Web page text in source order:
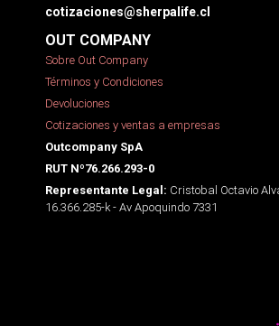
cotizaciones@sherpalife.cl
OUT COMPANY
Sobre Out Company
Términos y Condiciones
Devoluciones
Cotizaciones y ventas a empresas
Outcompany SpA
RUT Nº76.266.293-0
Representante Legal: Cristobal Octavio
16.366.285-k - Av Apoquindo 7331